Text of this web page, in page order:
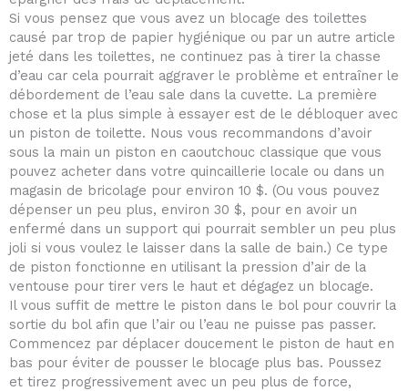
Si vous pensez que vous avez un blocage des toilettes
causé par trop de papier hygiénique ou par un autre article
jeté dans les toilettes, ne continuez pas à tirer la chasse
d’eau car cela pourrait aggraver le problème et entraîner le
débordement de l’eau sale dans la cuvette. La première
chose et la plus simple à essayer est de le débloquer avec
un piston de toilette. Nous vous recommandons d’avoir
sous la main un piston en caoutchouc classique que vous
pouvez acheter dans votre quincaillerie locale ou dans un
magasin de bricolage pour environ 10 $. (Ou vous pouvez
dépenser un peu plus, environ 30 $, pour en avoir un
enfermé dans un support qui pourrait sembler un peu plus
joli si vous voulez le laisser dans la salle de bain.) Ce type
de piston fonctionne en utilisant la pression d’air de la
ventouse pour tirer vers le haut et dégagez un blocage.
Il vous suffit de mettre le piston dans le bol pour couvrir la
sortie du bol afin que l’air ou l’eau ne puisse pas passer.
Commencez par déplacer doucement le piston de haut en
bas pour éviter de pousser le blocage plus bas. Poussez
et tirez progressivement avec un peu plus de force,